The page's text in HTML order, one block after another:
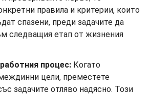
правила и критерии, които
спазени, преди задачите да
следващия етап от жизнения
процес: Когато
цели, преместете
задачите отляво надясно. Този